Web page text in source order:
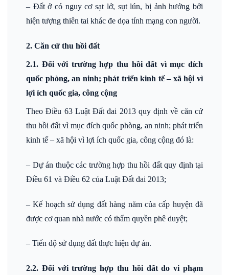
– Đất ở có nguy cơ sạt lở, sụt lún, bị ảnh hưởng bởi
hiện tượng thiên tai khác đe dọa tính mạng con người.
2. Căn cứ thu hồi đất
2.1. Đối với trường hợp thu hồi đất vì mục đích
quốc phòng, an ninh; phát triển kinh tế – xã hội vì
lợi ích quốc gia, công cộng
Theo Điều 63 Luật Đất đai 2013 quy định về căn cứ
thu hồi đất vì mục đích quốc phòng, an ninh; phát triển
kinh tế – xã hội vì lợi ích quốc gia, công cộng đó là:
– Dự án thuộc các trường hợp thu hồi đất quy định tại
Điều 61 và Điều 62 của Luật Đất đai 2013;
– Kế hoạch sử dụng đất hàng năm của cấp huyện đã
được cơ quan nhà nước có thẩm quyền phê duyệt;
– Tiến độ sử dụng đất thực hiện dự án.
2.2. Đối với trường hợp thu hồi đất do vi phạm